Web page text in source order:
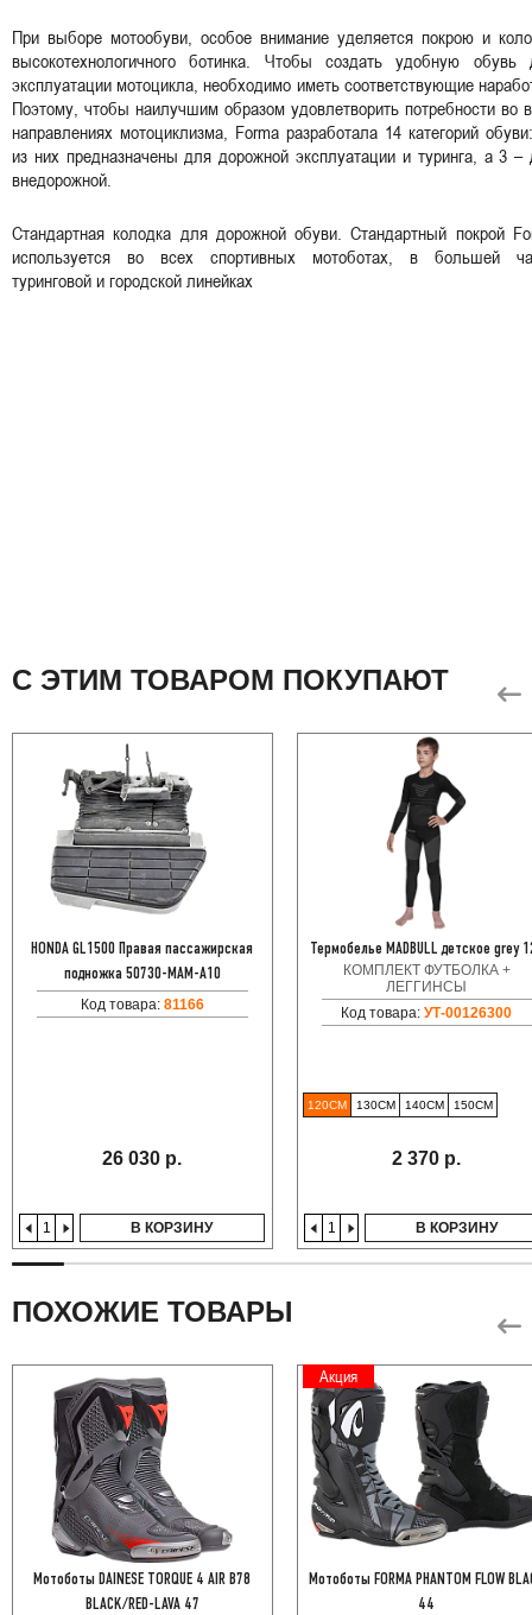
При выборе мотообуви, особое внимание уделяется покрою и
высокотехнологичного ботинка. Чтобы создать удобную обувь
эксплуатации мотоцикла, необходимо иметь соответствующие
Поэтому, чтобы наилучшим образом удовлетворить потребности во
направлениях мотоциклизма, Forma разработала 14 категорий
из них предназначены для дорожной эксплуатации и туринга, а 3 –
внедорожной.
Стандартная колодка для дорожной обуви. Стандартный покрой
используется во всех спортивных мотоботах, в большей
туринговой и городской линейках
С ЭТИМ ТОВАРОМ ПОКУПАЮТ
HONDA GL1500 Правая пассажирская
подножка 50730-MAM-A10
Код товара: 81166
26 030 р.
В КОРЗИНУ
Термобелье MADBULL детское grey
КОМПЛЕКТ ФУТБОЛКА +
ЛЕГГИНСЫ
Код товара:УТ-00126300
120СМ 130СМ 140СМ 150СМ
2 370 р.
В КОРЗИНУ
ПОХОЖИЕ ТОВАРЫ
Мотоботы DAINESE TORQUE 4 AIR B78
BLACK/RED-LAVA 47
Акция
Мотоботы FORMA PHANTOM FLOW
44